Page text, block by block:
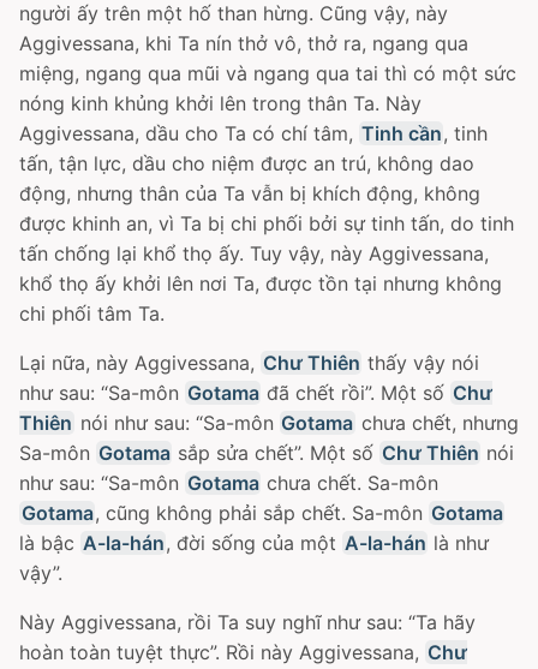
người ấy trên một hố than hừng. Cũng vậy, này
Aggivessana, khi Ta nín thở vô, thở ra, ngang qua
miệng, ngang qua mũi và ngang qua tai thì có một sức
nóng kinh khủng khởi lên trong thân Ta. Này
Aggivessana, dầu cho Ta có chí tâm, Tinh cần, tinh
tấn, tận lực, dầu cho niệm được an trú, không dao
động, nhưng thân của Ta vẫn bị khích động, không
được khinh an, vì Ta bị chi phối bởi sự tinh tấn, do tinh
tấn chống lại khổ thọ ấy. Tuy vậy, này Aggivessana,
khổ thọ ấy khởi lên nơi Ta, được tồn tại nhưng không
chi phối tâm Ta.
Lại nữa, này Aggivessana, Chư Thiên thấy vậy nói
như sau: “Sa-môn Gotama đã chết rồi”. Một số Chư
Thiên nói như sau: “Sa-môn Gotama chưa chết, nhưng
Sa-môn Gotama sắp sửa chết”. Một số Chư Thiên nói
như sau: “Sa-môn Gotama chưa chết. Sa-môn
Gotama, cũng không phải sắp chết. Sa-môn Gotama
là bậc A-la-hán, đời sống của một A-la-hán là như
vậy”.
Này Aggivessana, rồi Ta suy nghĩ như sau: “Ta hãy
hoàn toàn tuyệt thực”. Rồi này Aggivessana, Chư